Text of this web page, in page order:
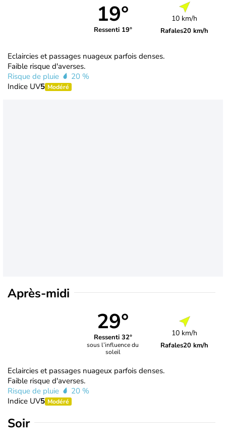
19°
Ressenti 19°
10 km/h
Rafales20 km/h
Eclaircies et passages nuageux parfois denses.
Faible risque d'averses.
Risque de pluie
20 %
Indice UV5 Modéré
Après-midi
29°
Ressenti 32°
sous l’influence du
soleil
10 km/h
Rafales20 km/h
Eclaircies et passages nuageux parfois denses.
Faible risque d'averses.
Risque de pluie
20 %
Indice UV5 Modéré
Soir